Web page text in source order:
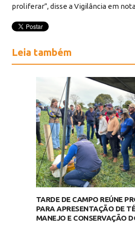
proliferar”, disse a Vigilância em
Leia também
TARDE DE CAMPO REÚNE
PARA APRESENTAÇÃO DE
MANEJO E CONSERVAÇÃO